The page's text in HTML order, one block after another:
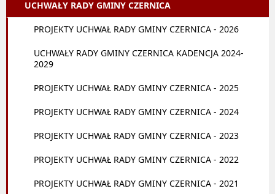
UCHWAŁY RADY GMINY CZERNICA
PROJEKTY UCHWAŁ RADY GMINY CZERNICA - 2026
UCHWAŁY RADY GMINY CZERNICA KADENCJA 2024-
2029
PROJEKTY UCHWAŁ RADY GMINY CZERNICA - 2025
PROJEKTY UCHWAŁ RADY GMINY CZERNICA - 2024
PROJEKTY UCHWAŁ RADY GMINY CZERNICA - 2023
PROJEKTY UCHWAŁ RADY GMINY CZERNICA - 2022
PROJEKTY UCHWAŁ RADY GMINY CZERNICA - 2021